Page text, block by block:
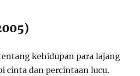
kehidupan para lajang
cinta dan percintaan lucu.